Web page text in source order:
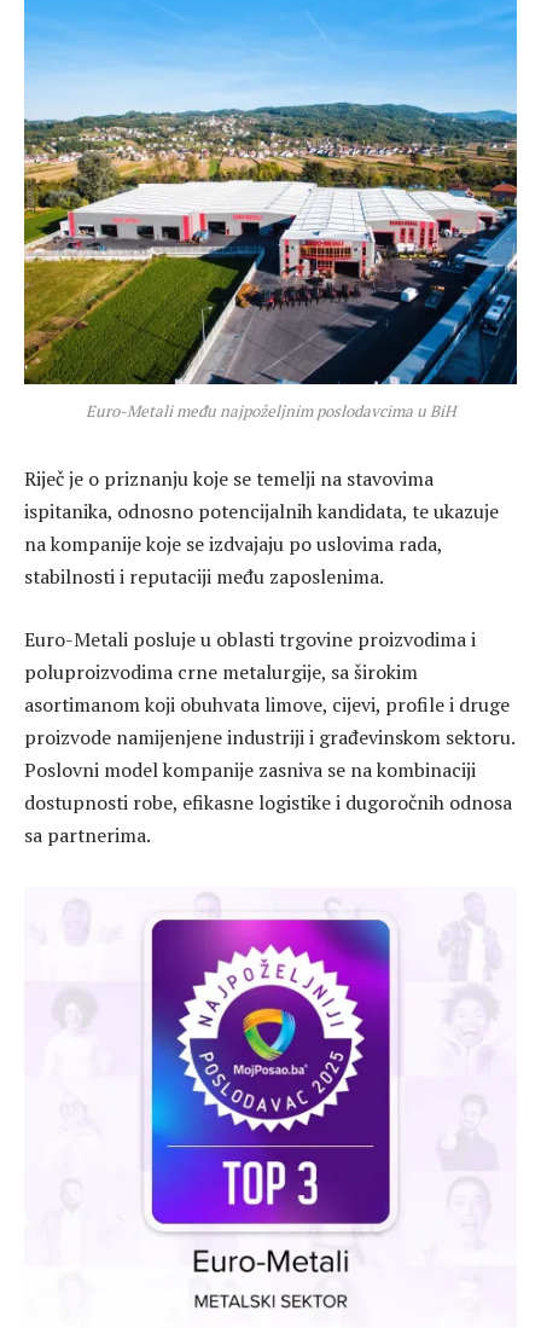
Euro-Metali među najpoželjnim poslodavcima u BiH
Riječ je o priznanju koje se temelji na stavovima
ispitanika, odnosno potencijalnih kandidata, te ukazuje
na kompanije koje se izdvajaju po uslovima rada,
stabilnosti i reputaciji među zaposlenima.
Euro-Metali posluje u oblasti trgovine proizvodima i
poluproizvodima crne metalurgije, sa širokim
asortimanom koji obuhvata limove, cijevi, profile i druge
proizvode namijenjene industriji i građevinskom sektoru.
Poslovni model kompanije zasniva se na kombinaciji
dostupnosti robe, efikasne logistike i dugoročnih odnosa
sa partnerima.